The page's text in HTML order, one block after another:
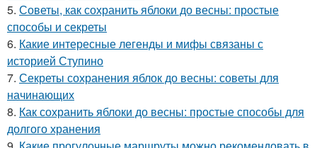
5. Советы, как сохранить яблоки до весны: простые
способы и секреты
6. Какие интересные легенды и мифы связаны с
историей Ступино
7. Секреты сохранения яблок до весны: советы для
начинающих
8. Как сохранить яблоки до весны: простые способы для
долгого хранения